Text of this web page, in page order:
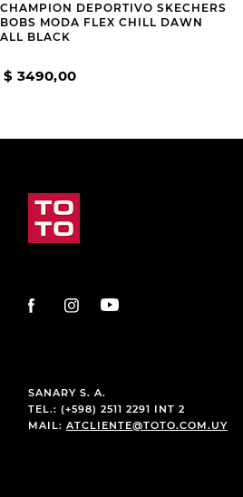
CHAMPION DEPORTIVO SKECHERS
BOBS MODA FLEX CHILL DAWN
ALL BLACK
$ 3490,00
SANARY S. A.
TEL.: (+598) 2511 2291 INT 2
MAIL: ATCLIENTE@TOTO.COM.UY